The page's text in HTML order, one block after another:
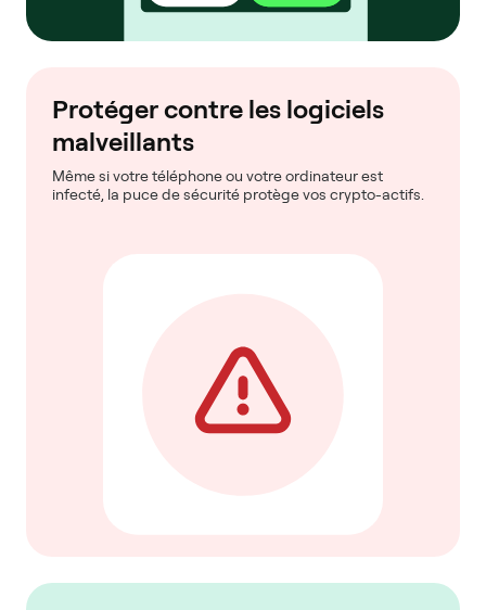
Protéger contre les logiciels
malveillants
Même si votre téléphone ou votre ordinateur est
infecté, la puce de sécurité protège vos crypto-actifs.